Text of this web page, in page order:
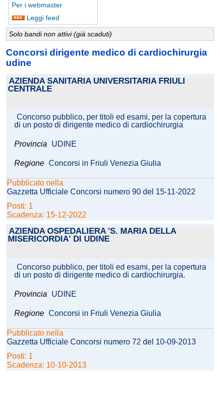
Per i webmaster
Leggi feed
Solo bandi non attivi (già scaduti)
Concorsi dirigente medico di cardiochirurgia
udine
AZIENDA SANITARIA UNIVERSITARIA FRIULI
CENTRALE
Concorso pubblico, per titoli ed esami, per la copertura
di un posto di dirigente medico di cardiochirurgia
Provincia UDINE
Regione Concorsi in Friuli Venezia Giulia
Pubblicato nella
Gazzetta Ufficiale Concorsi numero 90 del 15-11-2022
Posti: 1
Scadenza: 15-12-2022
AZIENDA OSPEDALIERA 'S. MARIA DELLA
MISERICORDIA' DI UDINE
Concorso pubblico, per titoli ed esami, per la copertura
di un posto di dirigente medico di cardiochirurgia.
Provincia UDINE
Regione Concorsi in Friuli Venezia Giulia
Pubblicato nella
Gazzetta Ufficiale Concorsi numero 72 del 10-09-2013
Posti: 1
Scadenza: 10-10-2013